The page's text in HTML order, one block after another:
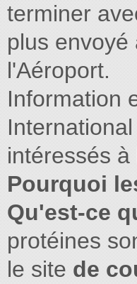
terminer
plus
l'Aéroport.
Information
intéressés
Pourquoi
Qu'est-ce
protéines
le site de